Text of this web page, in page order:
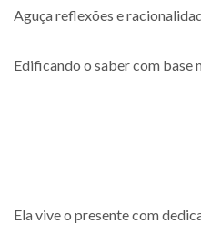
Aguça reflexões e
Edificando o saber com base
Ela vive o presente com